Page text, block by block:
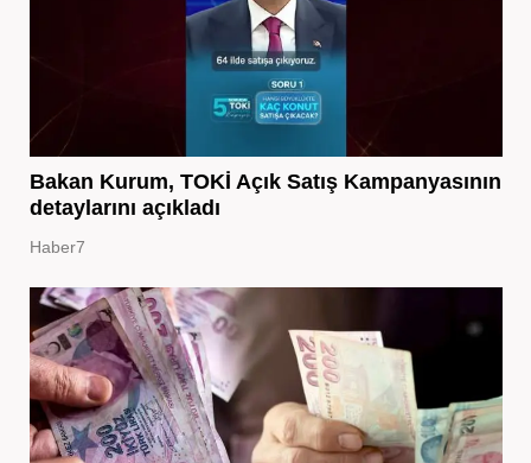
Bakan Kurum, TOKİ Açık Satış Kampanyasının
detaylarını açıkladı
Haber7